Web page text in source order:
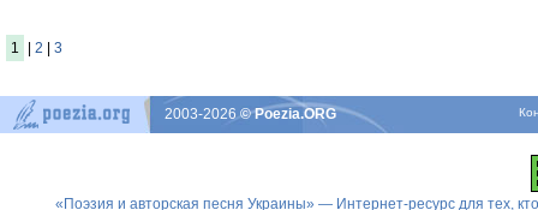
1 2 3
2003-2026© Poezia.ORG
«Поэзия и авторская песня Украины» — Интернет-ресурс для тех,